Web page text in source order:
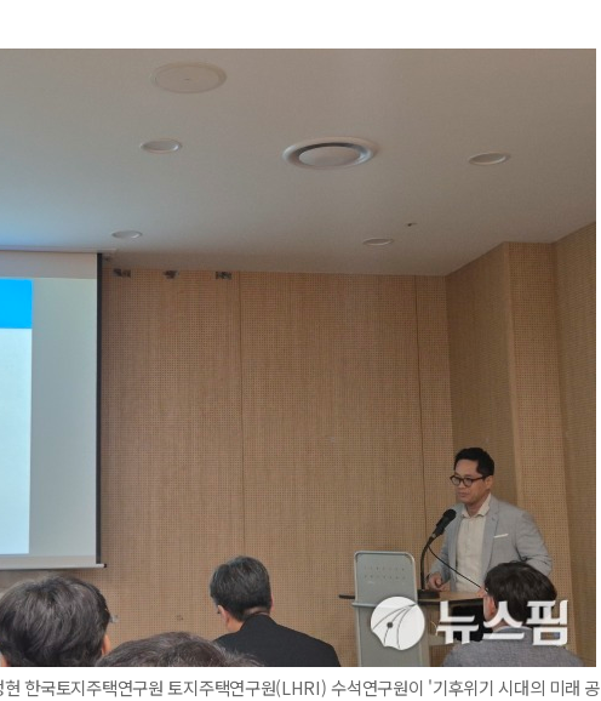
한국토지주택연구원 토지주택연구원(LHRI) 수석연구원이 '기후위기 시대의 미래 공